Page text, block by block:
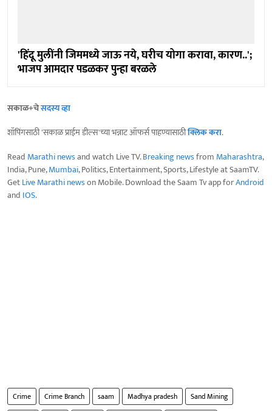
'हिंदू मुलींनी जिममध्ये जाऊ नये, घरीच योगा करावा, कारण..';
भाजप आमदार पडळकर पुन्हा बरळले
सकाळ+चेसदस्य व्हा
शॉपिंगसाठी 'सकाळ प्राईम डील्स'च्या भन्नाट ऑफर्स पाहण्यासाठीक्लिक करा.
Read Marathi newsand watch Live TV.Breaking newsfrom Maharashtra,
India, Pune,Mumbai, Politics, Entertainment, Sports, Lifestyle at SaamTV.
GetLive Marathi newson Mobile. Download the Saam Tv app forAndroid
and IOS.
Crime Crime Branch saam Madhya pradesh
Sand Mining